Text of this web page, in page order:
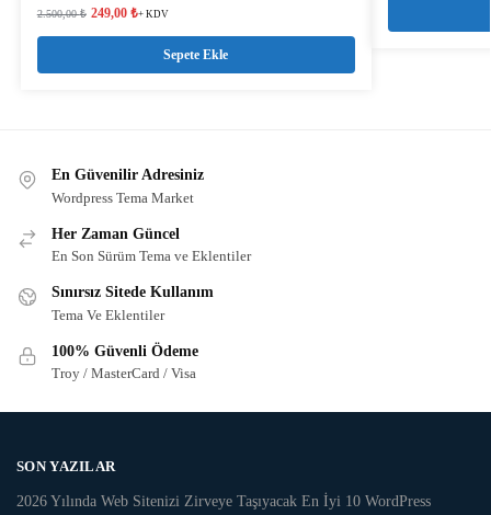
2.500,00₺ 249,00 ₺+ KDV
Sepete Ekle
En Güvenilir Adresiniz
Wordpress Tema Market
Her Zaman Güncel
En Son Sürüm Tema ve Eklentiler
Sınırsız Sitede Kullanım
Tema Ve Eklentiler
100% Güvenli Ödeme
Troy / MasterCard / Visa
SON YAZILAR
2026 Yılında Web Sitenizi Zirveye Taşıyacak En İyi 10 WordPress